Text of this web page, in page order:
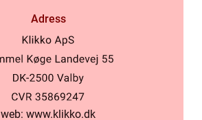
Adress
web: www.klikko.dk